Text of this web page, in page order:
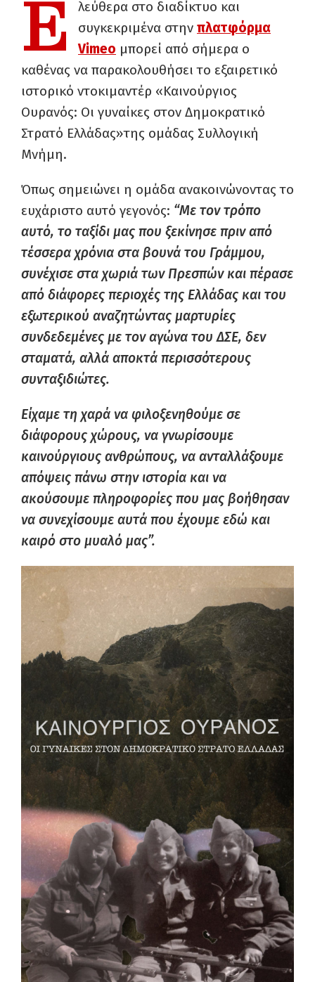
Ε
λεύθερα στο διαδίκτυο και
συγκεκριμένα στην πλατφόρμα
Vimeo μπορεί από σήμερα ο
καθένας να παρακολουθήσει το εξαιρετικό
ιστορικό ντοκιμαντέρ «Καινούργιος
Ουρανός: Οι γυναίκες στον Δημοκρατικό
Στρατό Ελλάδας»της ομάδας Συλλογική
Μνήμη.
Όπως σημειώνει η ομάδα ανακοινώνοντας το
ευχάριστο αυτό γεγονός: “Με τον τρόπο
αυτό, το ταξίδι μας που ξεκίνησε πριν από
τέσσερα χρόνια στα βουνά του Γράμμου,
συνέχισε στα χωριά των Πρεσπών και πέρασε
από διάφορες περιοχές της Ελλάδας και του
εξωτερικού αναζητώντας μαρτυρίες
συνδεδεμένες με τον αγώνα του ΔΣΕ, δεν
σταματά, αλλά αποκτά περισσότερους
συνταξιδιώτες.
Είχαμε τη χαρά να φιλοξενηθούμε σε
διάφορους χώρους, να γνωρίσουμε
καινούργιους ανθρώπους, να ανταλλάξουμε
απόψεις πάνω στην ιστορία και να
ακούσουμε πληροφορίες που μας βοήθησαν
να συνεχίσουμε αυτά που έχουμε εδώ και
καιρό στο μυαλό μας”.